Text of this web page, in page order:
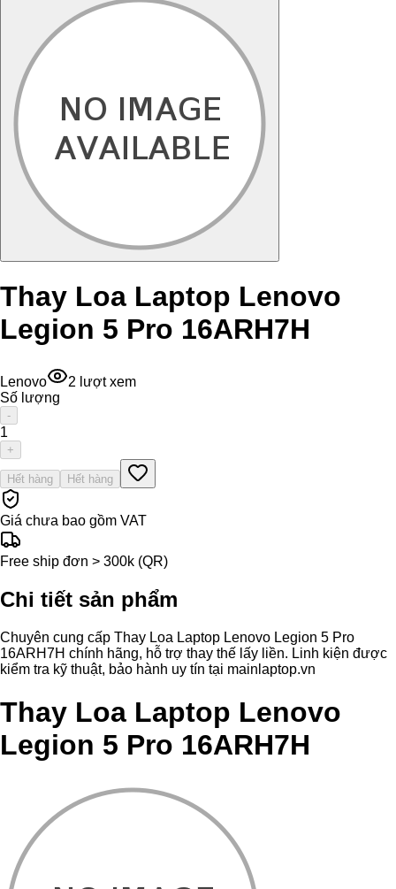
Thay Loa Laptop Lenovo
Legion 5 Pro 16ARH7H
Lenovo 2 lượt xem
Số lượng
-
1
+
Hết hàng Hết hàng
Giá chưa bao gồm VAT
Free ship đơn > 300k (QR)
Chi tiết sản phẩm
Chuyên cung cấp Thay Loa Laptop Lenovo Legion 5 Pro
16ARH7H chính hãng, hỗ trợ thay thế lấy liền. Linh kiện được
kiểm tra kỹ thuật, bảo hành uy tín tại mainlaptop.vn
Thay Loa Laptop Lenovo
Legion 5 Pro 16ARH7H